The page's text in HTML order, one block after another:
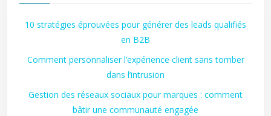
10 stratégies éprouvées pour générer des leads qualifiés
en B2B
Comment personnaliser l’expérience client sans tomber
dans l’intrusion
Gestion des réseaux sociaux pour marques : comment
bâtir une communauté engagée